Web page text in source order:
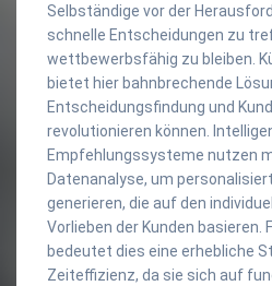
Selbständige vor der
schnelle Entscheidungen zu
wettbewerbsfähig zu bleiben.
bietet hier bahnbrechende
Entscheidungsfindung und
revolutionieren können.
Empfehlungssysteme nutzen
Datenanalyse, um
generieren, die auf den
Vorlieben der Kunden basieren.
bedeutet dies eine erhebliche
Zeiteffizienz, da sie sich auf